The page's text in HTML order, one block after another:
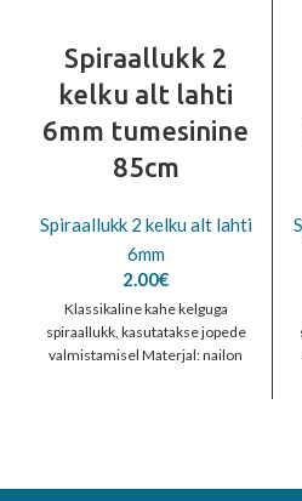
Spiraallukk 2
kelku alt lahti
6mm tumesinine
85cm
Spiraallukk 2 kelku alt lahti
6mm
2.00€
Klassikaline kahe kelguga
spiraallukk, kasutatakse jopede
valmistamisel Materjal: nailon